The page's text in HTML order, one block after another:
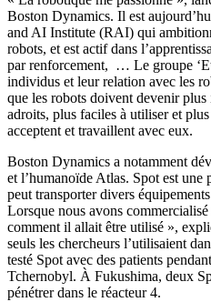
Boston Dynamics. Il est
and AI Institute (RAI) qui
robots, et est actif dans
par renforcement, … Le groupe
individus et leur relation avec les
que les robots doivent devenir
adroits, plus faciles à utiliser et
acceptent et travaillent avec eux.
Boston Dynamics a notamment
et l’humanoïde Atlas. Spot est
peut transporter divers
Lorsque nous avons
comment il allait être utilisé »,
seuls les chercheurs l’utilisaient
testé Spot avec des patients
Tchernobyl. À Fukushima, deux
pénétrer dans le réacteur 4.